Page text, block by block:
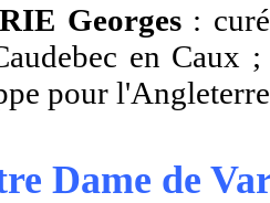
Georges :
en Caux
pour l'Angleterre
Dame de